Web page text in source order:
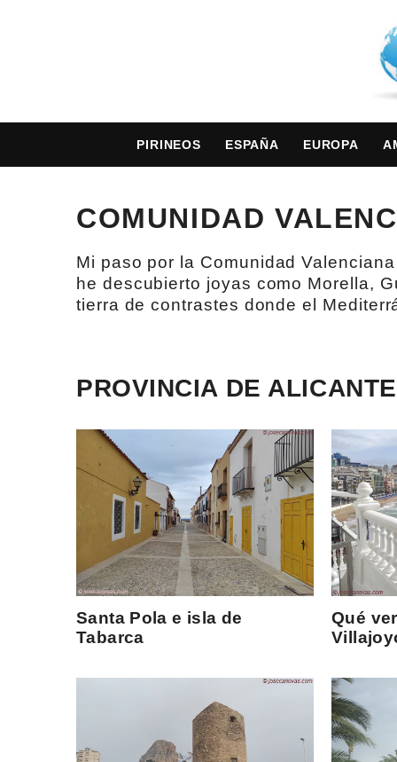
PIRINEOS ESPAÑA EUROPA
COMUNIDAD
Mi paso por la Comunidad
he descubierto joyas como Morella,
tierra de contrastes donde el
PROVINCIA DE ALICANTE
Santa Pola e isla de
Tabarca
Qué